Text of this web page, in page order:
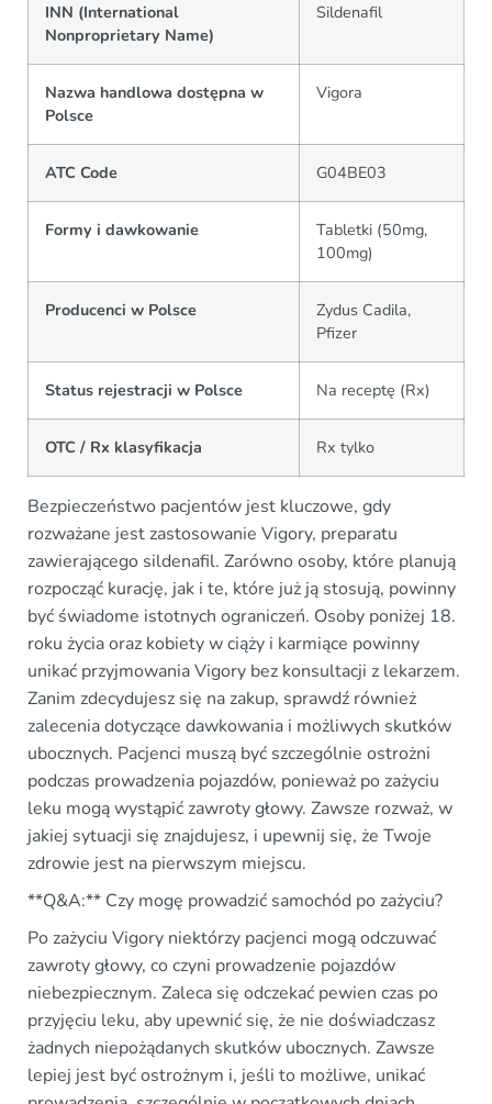
INN (International
Nonproprietary Name)
Sildenafil
Nazwa handlowa dostępna w
Polsce
Vigora
ATC Code G04BE03
Formy i dawkowanie
Tabletki (50mg,
100mg)
Producenci w Polsce
Zydus Cadila,
Pfizer
Status rejestracji w Polsce Na receptę (Rx)
OTC / Rx klasyfikacja Rx tylko
Bezpieczeństwo pacjentów jest kluczowe, gdy
rozważane jest zastosowanie Vigory, preparatu
zawierającego sildenafil. Zarówno osoby, które planują
rozpocząć kurację, jak i te, które już ją stosują, powinny
być świadome istotnych ograniczeń. Osoby poniżej 18.
roku życia oraz kobiety w ciąży i karmiące powinny
unikać przyjmowania Vigory bez konsultacji z lekarzem.
Zanim zdecydujesz się na zakup, sprawdź również
zalecenia dotyczące dawkowania i możliwych skutków
ubocznych. Pacjenci muszą być szczególnie ostrożni
podczas prowadzenia pojazdów, ponieważ po zażyciu
leku mogą wystąpić zawroty głowy. Zawsze rozważ, w
jakiej sytuacji się znajdujesz, i upewnij się, że Twoje
zdrowie jest na pierwszym miejscu.
**Q&A:** Czy mogę prowadzić samochód po zażyciu?
Po zażyciu Vigory niektórzy pacjenci mogą odczuwać
zawroty głowy, co czyni prowadzenie pojazdów
niebezpiecznym. Zaleca się odczekać pewien czas po
przyjęciu leku, aby upewnić się, że nie doświadczasz
żadnych niepożądanych skutków ubocznych. Zawsze
lepiej jest być ostrożnym i, jeśli to możliwe, unikać